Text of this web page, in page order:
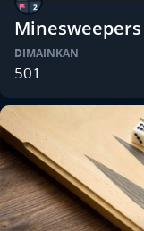
Minesweepers
DIMAINKAN
501